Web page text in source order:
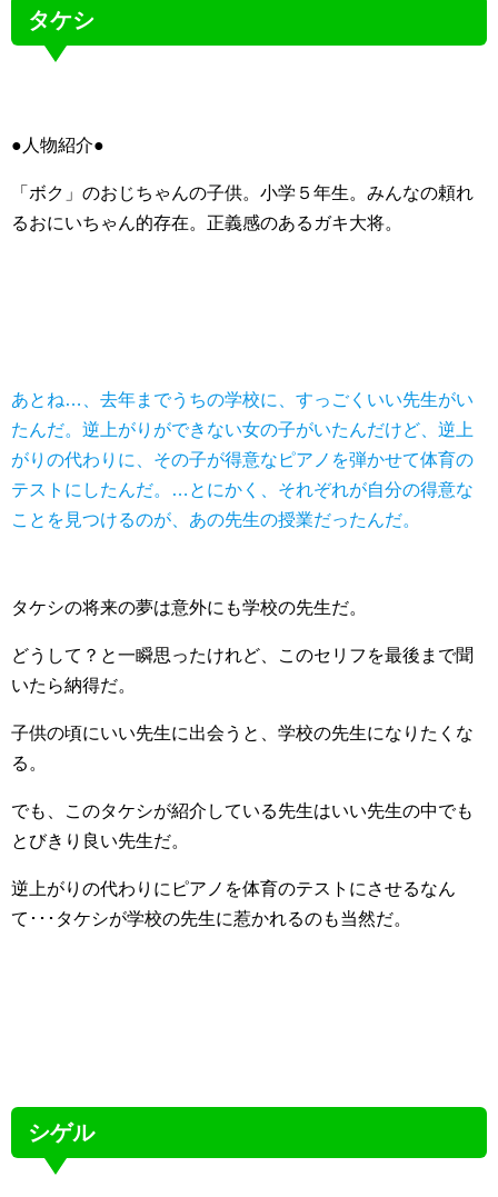
タケシ
●人物紹介●
「ボク」のおじちゃんの子供。小学５年生。みんなの頼れ
るおにいちゃん的存在。正義感のあるガキ大将。
あとね…、去年までうちの学校に、すっごくいい先生がい
たんだ。逆上がりができない女の子がいたんだけど、逆上
がりの代わりに、その子が得意なピアノを弾かせて体育の
テストにしたんだ。…とにかく、それぞれが自分の得意な
ことを見つけるのが、あの先生の授業だったんだ。
タケシの将来の夢は意外にも学校の先生だ。
どうして？と一瞬思ったけれど、このセリフを最後まで聞
いたら納得だ。
子供の頃にいい先生に出会うと、学校の先生になりたくな
る。
でも、このタケシが紹介している先生はいい先生の中でも
とびきり良い先生だ。
逆上がりの代わりにピアノを体育のテストにさせるなん
て･･･タケシが学校の先生に惹かれるのも当然だ。
シゲル